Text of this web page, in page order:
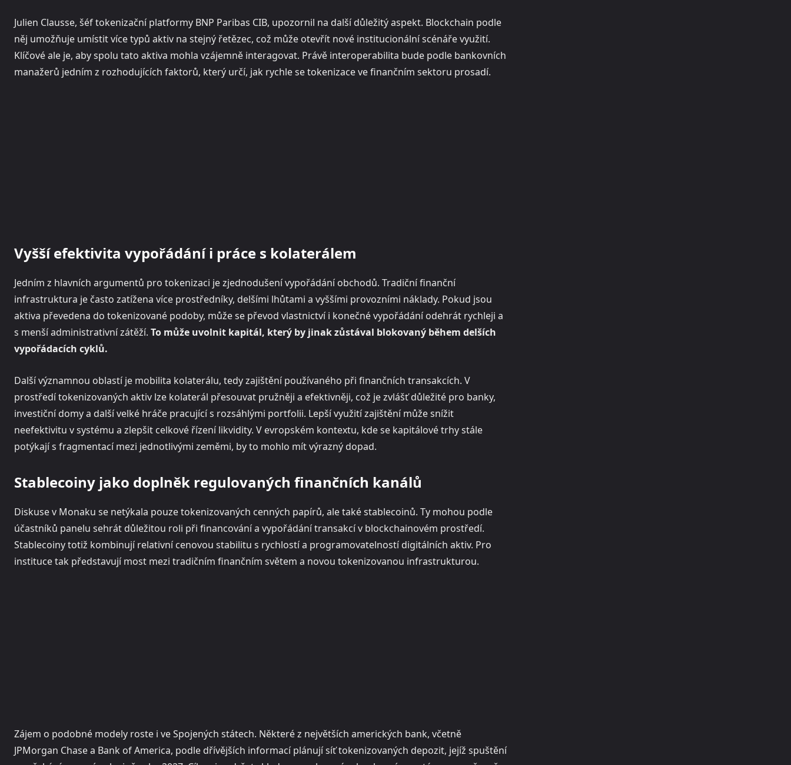
Julien Clausse, šéf tokenizační platformy BNP Paribas CIB, upozornil na další důležitý aspekt. Blockchain podle
něj umožňuje umístit více typů aktiv na stejný řetězec, což může otevřít nové institucionální scénáře využití.
Klíčové ale je, aby spolu tato aktiva mohla vzájemně interagovat. Právě interoperabilita bude podle bankovních
manažerů jedním z rozhodujících faktorů, který určí, jak rychle se tokenizace ve finančním sektoru prosadí.
Vyšší efektivita vypořádání i práce s kolaterálem
Jedním z hlavních argumentů pro tokenizaci je zjednodušení vypořádání obchodů. Tradiční finanční
infrastruktura je často zatížena více prostředníky, delšími lhůtami a vyššími provozními náklady. Pokud jsou
aktiva převedena do tokenizované podoby, může se převod vlastnictví i konečné vypořádání odehrát rychleji a
s menší administrativní zátěží. To může uvolnit kapitál, který by jinak zůstával blokovaný během delších
vypořádacích cyklů.
Další významnou oblastí je mobilita kolaterálu, tedy zajištění používaného při finančních transakcích. V
prostředí tokenizovaných aktiv lze kolaterál přesouvat pružněji a efektivněji, což je zvlášť důležité pro banky,
investiční domy a další velké hráče pracující s rozsáhlými portfolii. Lepší využití zajištění může snížit
neefektivitu v systému a zlepšit celkové řízení likvidity. V evropském kontextu, kde se kapitálové trhy stále
potýkají s fragmentací mezi jednotlivými zeměmi, by to mohlo mít výrazný dopad.
Stablecoiny jako doplněk regulovaných finančních kanálů
Diskuse v Monaku se netýkala pouze tokenizovaných cenných papírů, ale také stablecoinů. Ty mohou podle
účastníků panelu sehrát důležitou roli při financování a vypořádání transakcí v blockchainovém prostředí.
Stablecoiny totiž kombinují relativní cenovou stabilitu s rychlostí a programovatelností digitálních aktiv. Pro
instituce tak představují most mezi tradičním finančním světem a novou tokenizovanou infrastrukturou.
Zájem o podobné modely roste i ve Spojených státech. Některé z největších amerických bank, včetně
JPMorgan Chase a Bank of America, podle dřívějších informací plánují síť tokenizovaných depozit, jejíž spuštění